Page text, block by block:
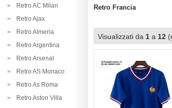
Retro AC Milan
Retro Ajax
Retro Almeria
Retro Argentina
Retro Arsenal
Retro AS Monaco
Retro As Roma
Retro Aston Villa
Retro Francia
Visualizzati da 1 a 12